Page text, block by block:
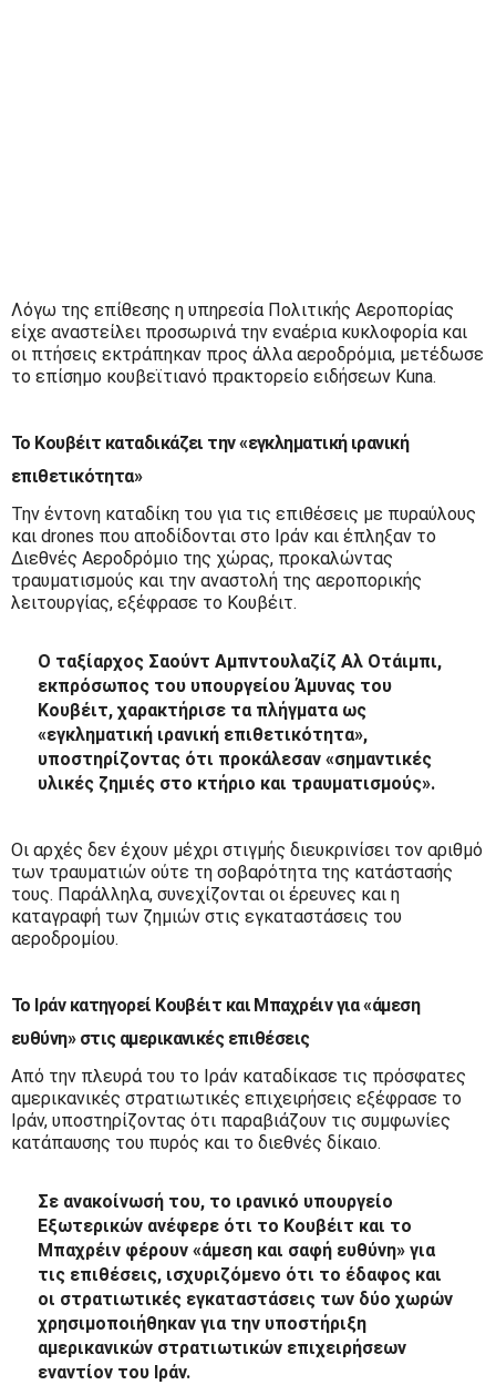
Λόγω της επίθεσης η υπηρεσία Πολιτικής Αεροπορίας
είχε αναστείλει προσωρινά την εναέρια κυκλοφορία και
οι πτήσεις εκτράπηκαν προς άλλα αεροδρόμια, μετέδωσε
το επίσημο κουβεϊτιανό πρακτορείο ειδήσεων Kuna.
Το Κουβέιτ καταδικάζει την «εγκληματική ιρανική
επιθετικότητα»
Την έντονη καταδίκη του για τις επιθέσεις με πυραύλους
και drones που αποδίδονται στο Ιράν και έπληξαν το
Διεθνές Αεροδρόμιο της χώρας, προκαλώντας
τραυματισμούς και την αναστολή της αεροπορικής
λειτουργίας, εξέφρασε το Κουβέιτ.
Ο ταξίαρχος Σαούντ Αμπντουλαζίζ Αλ Οτάιμπι,
εκπρόσωπος του υπουργείου Άμυνας του
Κουβέιτ, χαρακτήρισε τα πλήγματα ως
«εγκληματική ιρανική επιθετικότητα»,
υποστηρίζοντας ότι προκάλεσαν «σημαντικές
υλικές ζημιές στο κτήριο και τραυματισμούς».
Οι αρχές δεν έχουν μέχρι στιγμής διευκρινίσει τον αριθμό
των τραυματιών ούτε τη σοβαρότητα της κατάστασής
τους. Παράλληλα, συνεχίζονται οι έρευνες και η
καταγραφή των ζημιών στις εγκαταστάσεις του
αεροδρομίου.
Το Ιράν κατηγορεί Κουβέιτ και Μπαχρέιν για «άμεση
ευθύνη» στις αμερικανικές επιθέσεις
Από την πλευρά του το Ιράν καταδίκασε τις πρόσφατες
αμερικανικές στρατιωτικές επιχειρήσεις εξέφρασε το
Ιράν, υποστηρίζοντας ότι παραβιάζουν τις συμφωνίες
κατάπαυσης του πυρός και το διεθνές δίκαιο.
Σε ανακοίνωσή του, το ιρανικό υπουργείο
Εξωτερικών ανέφερε ότι το Κουβέιτ και το
Μπαχρέιν φέρουν «άμεση και σαφή ευθύνη» για
τις επιθέσεις, ισχυριζόμενο ότι το έδαφος και
οι στρατιωτικές εγκαταστάσεις των δύο χωρών
χρησιμοποιήθηκαν για την υποστήριξη
αμερικανικών στρατιωτικών επιχειρήσεων
εναντίον του Ιράν.